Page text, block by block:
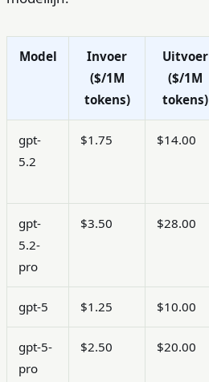
Model
Invoer
($/1M
tokens)
Uitvoer
($/1M
tokens)
gpt-
5.2
$1.75 $14.00
gpt-
5.2-
pro
$3.50 $28.00
gpt-5 $1.25 $10.00
gpt-5-
pro
$2.50 $20.00